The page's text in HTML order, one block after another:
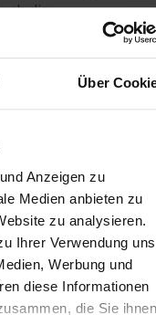
Über
Anzeigen zu
Medien anbieten zu
zu analysieren.
Ihrer Verwendung
Werbung und
diese Informationen
die Sie ihnen
die
Angleichung von
und
mit
um Ihre internen
mit der
So stellen wir
das richtige